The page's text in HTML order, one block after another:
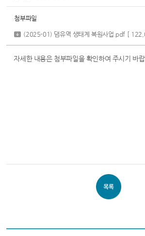
첨부파일
(2025-01) 댐유역 생태계 복원사업.pdf [
자세한 내용은 첨부파일을 확인하여 주시기 바랍